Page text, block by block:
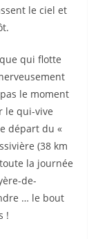
le ciel et
qui flotte
le moment
le qui-vive
départ du «
(38 km
la journée
de-
… le bout
!